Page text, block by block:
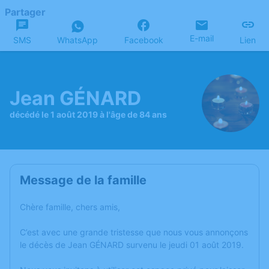
Partager
SMS WhatsApp Facebook E-mail Lien
Jean GÉNARD
décédé le 1 août 2019 à l'âge de 84 ans
Message de la famille
Chère famille, chers amis,
C’est avec une grande tristesse que nous vous annonçons
le décès de Jean GÉNARD survenu le jeudi 01 août 2019.